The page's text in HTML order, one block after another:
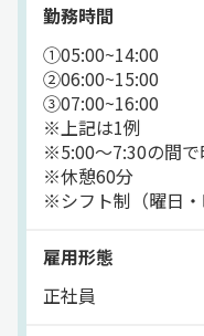
①景気に左右されな
食品配送の仕事なの
安定して長く働くこ
②冷蔵・冷凍食品を
年間を通して需要が
③ワークライフバ
重視されており、
月8日以上の休みで
私生活も充実できま
できるだけ希望休も
勤務時間
①05:00~14:00
②06:00~15:00
③07:00~16:00
※上記は1例
※5:00～7:30の間で
※休憩60分
※シフト制（曜日・
雇用形態
正社員